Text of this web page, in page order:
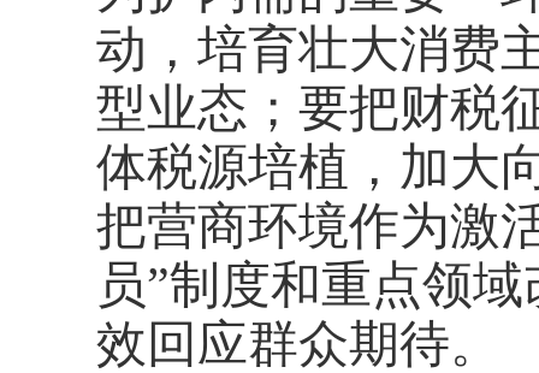
动，培育壮大消费
型业态；要把财税
体税源培植，加大
把营商环境作为激
员”制度和重点领
效回应群众期待。